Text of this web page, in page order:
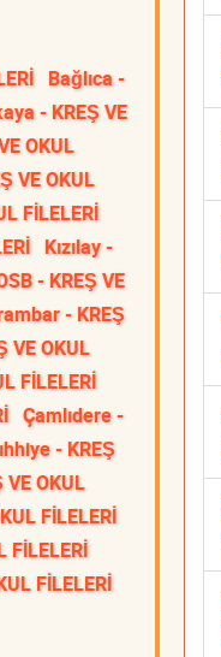
Bağlıca -
- KREŞ VE
OKUL
VE OKUL
FİLELERİ
Kızılay -
- KREŞ VE
- KREŞ
VE OKUL
FİLELERİ
Çamlıdere -
- KREŞ
OKUL
FİLELERİ
FİLELERİ
FİLELERİ